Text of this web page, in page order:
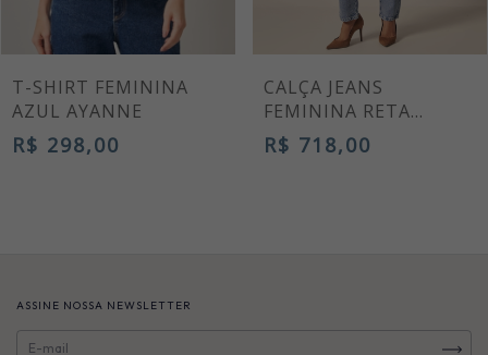
T-SHIRT FEMININA
AZUL AYANNE
R$ 298,00
CALÇA JEANS
FEMININA RETA
CIBELE AZUL CLARO
R$ 718,00
ASSINE NOSSA NEWSLETTER